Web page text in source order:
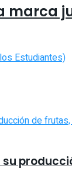
Estudiantes)
marca
su